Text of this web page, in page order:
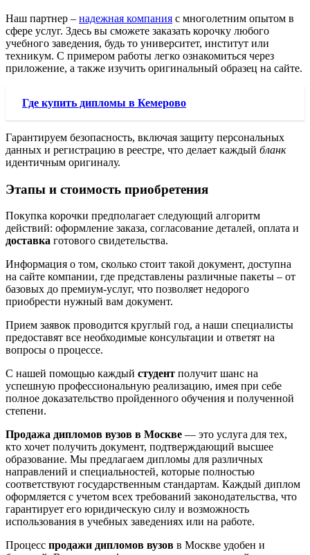
Наш партнер – надежная компания с многолетним опытом в
сфере услуг. Здесь вы сможете заказать корочку любого
учебного заведения, будь то университет, институт или
техникум. С примером работы легко ознакомиться через
приложение, а также изучить оригинальный образец на сайте.
Где купить дипломы в Кемерово
Гарантируем безопасность, включая защиту персональных
данных и регистрацию в реестре, что делает каждый бланк
идентичным оригиналу.
Этапы и стоимость приобретения
Покупка корочки предполагает следующий алгоритм
действий: оформление заказа, согласование деталей, оплата и
доставка готового свидетельства.
Информация о том, сколько стоит такой документ, доступна
на сайте компании, где представлены различные пакеты – от
базовых до премиум-услуг, что позволяет недорого
приобрести нужный вам документ.
Прием заявок проводится круглый год, а наши специалисты
предоставят все необходимые консультации и ответят на
вопросы о процессе.
С нашей помощью каждый студент получит шанс на
успешную профессиональную реализацию, имея при себе
полное доказательство пройденного обучения и полученной
степени.
Продажа дипломов вузов в Москве — это услуга для тех,
кто хочет получить документ, подтверждающий высшее
образование. Мы предлагаем дипломы для различных
направлений и специальностей, которые полностью
соответствуют государственным стандартам. Каждый диплом
оформляется с учетом всех требований законодательства, что
гарантирует его юридическую силу и возможность
использования в учебных заведениях или на работе.
Процесс продажи дипломов вузов в Москве удобен и